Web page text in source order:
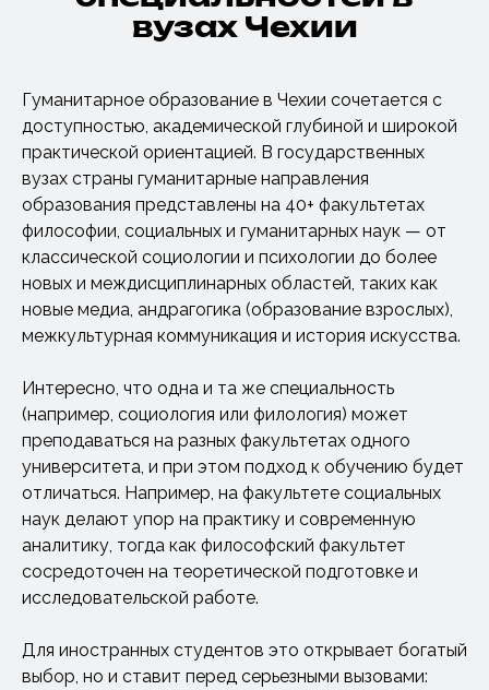
вузах Чехии
Гуманитарное образование в Чехии сочетается с
доступностью, академической глубиной и широкой
практической ориентацией. В государственных
вузах страны гуманитарные направления
образования представлены на 40+ факультетах
философии, социальных и гуманитарных наук — от
классической социологии и психологии до более
новых и междисциплинарных областей, таких как
новые медиа, андрагогика (образование взрослых),
межкультурная коммуникация и история искусства.
Интересно, что одна и та же специальность
(например, социология или филология) может
преподаваться на разных факультетах одного
университета, и при этом подход к обучению будет
отличаться. Например, на факультете социальных
наук делают упор на практику и современную
аналитику, тогда как философский факультет
сосредоточен на теоретической подготовке и
исследовательской работе.
Для иностранных студентов это открывает богатый
выбор, но и ставит перед серьезными вызовами: